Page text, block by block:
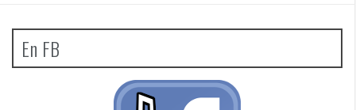
En FB